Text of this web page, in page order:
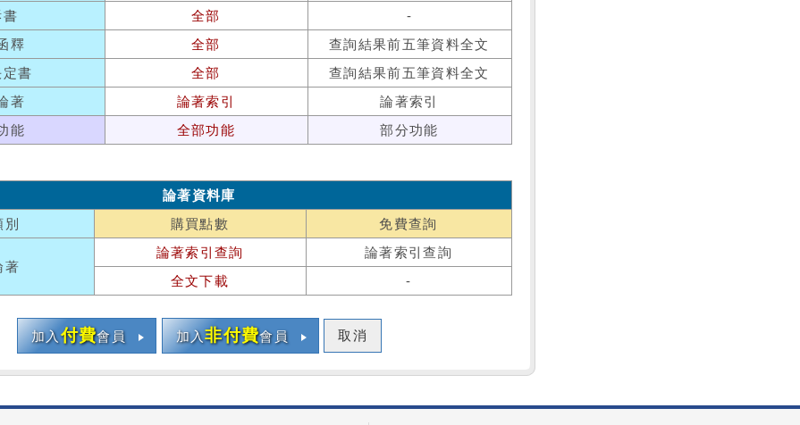
書
全部
-
釋
全部
查詢結果前五筆資料全文
書
全部
查詢結果前五筆資料全文
著
論著索引
論著索引
能
全部功能 部分功能
論著資料庫
購買點數 免費查詢
著
論著索引查詢
論著索引查詢
全文下載
-
加入付費會員 加入非付費會員 取消